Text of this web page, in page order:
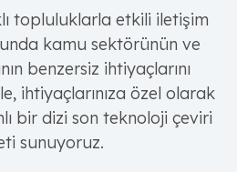
topluluklarla etkili iletişim
kamu sektörünün ve
benzersiz ihtiyaçlarını
ihtiyaçlarınıza özel olarak
bir dizi son teknoloji çeviri
sunuyoruz.